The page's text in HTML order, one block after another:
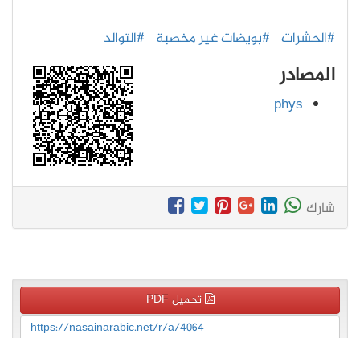
#الحشرات #بويضات غير مخصبة #التوالد
المصادر
phys
شارك
تحميل PDF
https://nasainarabic.net/r/a/4064